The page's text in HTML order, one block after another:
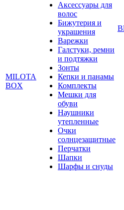
MILOTA
BOX
Аксессуары для
волос
Бижутерия и
украшения
Варежки
Галстуки, ремни
и подтяжки
Зонты
Кепки и панамы
Комплекты
Мешки для
обуви
Наушники
утепленные
Очки
солнцезащитные
Перчатки
Шапки
Шарфы и снуды